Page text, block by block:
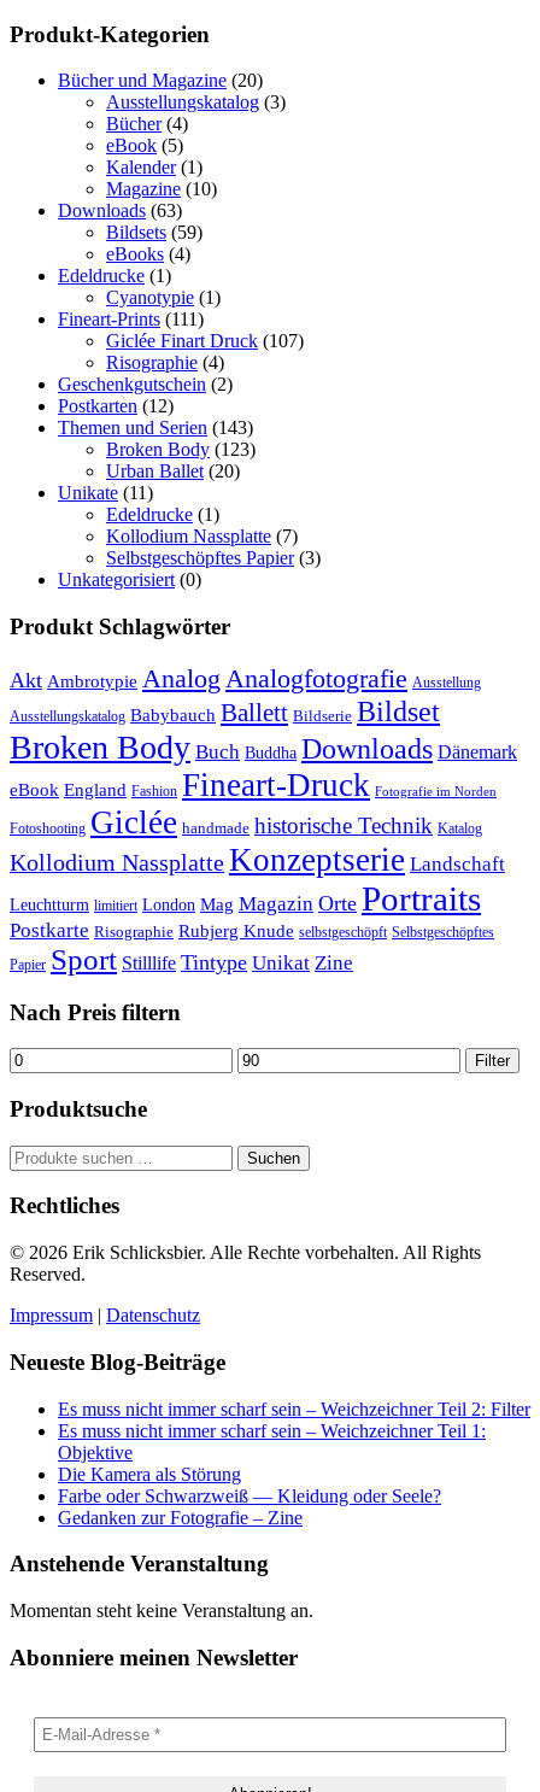
Produkt-Kategorien
Bücher und Magazine (20)
Ausstellungskatalog (3)
Bücher (4)
eBook (5)
Kalender (1)
Magazine (10)
Downloads (63)
Bildsets (59)
eBooks (4)
Edeldrucke (1)
Cyanotypie (1)
Fineart-Prints (111)
Giclée Finart Druck (107)
Risographie (4)
Geschenkgutschein (2)
Postkarten (12)
Themen und Serien (143)
Broken Body (123)
Urban Ballet (20)
Unikate (11)
Edeldrucke (1)
Kollodium Nassplatte (7)
Selbstgeschöpftes Papier (3)
Unkategorisiert (0)
Produkt Schlagwörter
Akt Ambrotypie Analog Analogfotografie Ausstellung
Ausstellungskatalog Babybauch Ballett Bildserie Bildset
Broken Body Buch Buddha Downloads Dänemark
eBook England Fashion Fineart-Druck Fotografie im Norden
Fotoshooting Giclée handmade historische Technik Katalog
Kollodium NassplatteKonzeptserie Landschaft
Leuchtturm limitiert London Mag Magazin Orte Portraits
Postkarte Risographie Rubjerg Knude selbstgeschöpft Selbstgeschöpftes
Papier Sport Stilllife Tintype Unikat Zine
Nach Preis filtern
Min.
Preis
Max.
Preis
Filter
Produktsuche
Suchen
nach:
Suchen
Rechtliches
© 2026 Erik Schlicksbier. Alle Rechte vorbehalten. All Rights
Reserved.
Impressum | Datenschutz
Neueste Blog-Beiträge
Es muss nicht immer scharf sein – Weichzeichner Teil 2: Filter
Es muss nicht immer scharf sein – Weichzeichner Teil 1:
Objektive
Die Kamera als Störung
Farbe oder Schwarzweiß — Kleidung oder Seele?
Gedanken zur Fotografie – Zine
Anstehende Veranstaltung
Momentan steht keine Veranstaltung an.
Abonniere meinen Newsletter